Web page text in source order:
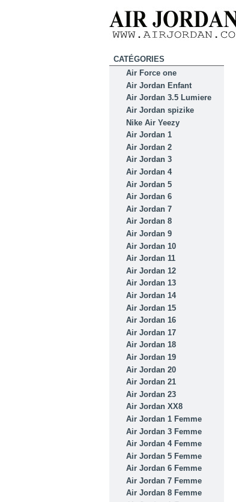
CATÉGORIES
Air Force one
Air Jordan Enfant
Air Jordan 3.5 Lumiere
Air Jordan spizike
Nike Air Yeezy
Air Jordan 1
Air Jordan 2
Air Jordan 3
Air Jordan 4
Air Jordan 5
Air Jordan 6
Air Jordan 7
Air Jordan 8
Air Jordan 9
Air Jordan 10
Air Jordan 11
Air Jordan 12
Air Jordan 13
Air Jordan 14
Air Jordan 15
Air Jordan 16
Air Jordan 17
Air Jordan 18
Air Jordan 19
Air Jordan 20
Air Jordan 21
Air Jordan 23
Air Jordan XX8
Air Jordan 1 Femme
Air Jordan 3 Femme
Air Jordan 4 Femme
Air Jordan 5 Femme
Air Jordan 6 Femme
Air Jordan 7 Femme
Air Jordan 8 Femme